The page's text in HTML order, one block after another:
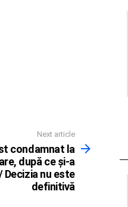
Next article
condamnat la
după ce şi-a
nu este
definitivă